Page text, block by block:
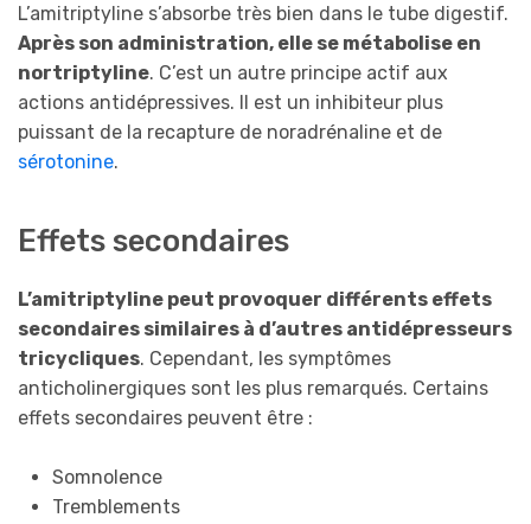
L’amitriptyline s’absorbe très bien dans le tube digestif.
Après son administration, elle se métabolise en
nortriptyline. C’est un autre principe actif aux
actions antidépressives. Il est un inhibiteur plus
puissant de la recapture de noradrénaline et de
sérotonine.
Effets secondaires
L’amitriptyline peut provoquer différents effets
secondaires similaires à d’autres antidépresseurs
tricycliques. Cependant, les symptômes
anticholinergiques sont les plus remarqués. Certains
effets secondaires peuvent être :
Somnolence
Tremblements